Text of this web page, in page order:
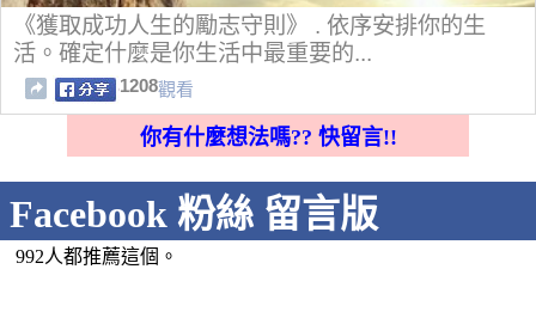
《獲取成功人生的勵志守則》 . 依序安排你的生
活。確定什麼是你生活中最重要的...
1208觀看
你有什麼想法嗎?? 快留言!!
Facebook 粉絲 留言版
992人都推薦這個。